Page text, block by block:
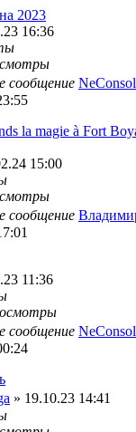
2023
16:36
сообщение
la magie à Fort
15:00
сообщение
11:36
сообщение
» 19.10.23 14:41